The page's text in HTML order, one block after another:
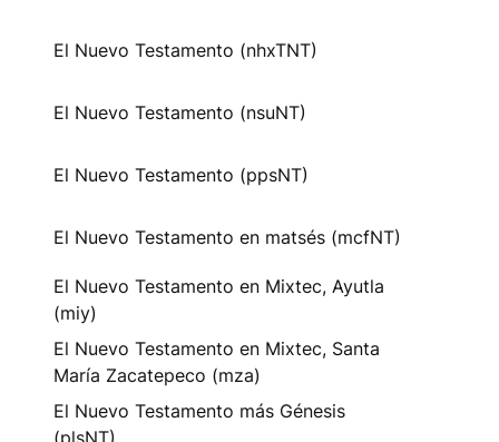
El Nuevo Testamento (nhxTNT)
El Nuevo Testamento (nsuNT)
El Nuevo Testamento (ppsNT)
El Nuevo Testamento en matsés (mcfNT)
El Nuevo Testamento en Mixtec, Ayutla
(miy)
El Nuevo Testamento en Mixtec, Santa
María Zacatepeco (mza)
El Nuevo Testamento más Génesis
(plsNT)